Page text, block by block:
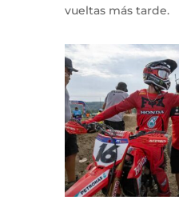
vueltas más tarde.